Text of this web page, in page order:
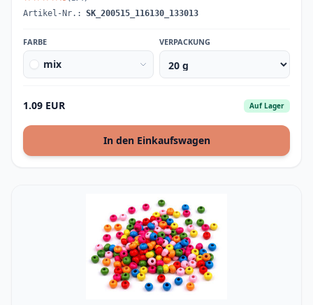
Artikel-Nr.: SK_200515_116130_133013
FARBE
mix
VERPACKUNG
1.09 EUR Auf Lager
In den Einkaufswagen